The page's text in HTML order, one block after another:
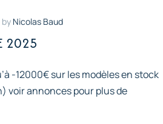
by Nicolas Baud
2025
-12000€ sur les modèles en stock
voir annonces pour plus de